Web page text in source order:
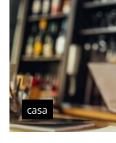
casa